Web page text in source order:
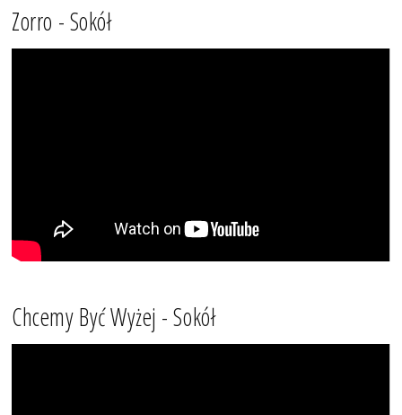
Zorro - Sokół
Chcemy Być Wyżej - Sokół